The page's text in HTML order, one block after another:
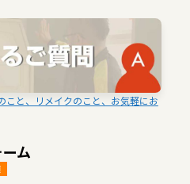
こと、リメイクのこと、お気軽にお
ム